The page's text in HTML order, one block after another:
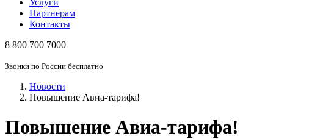
Партнерам
Контакты
8 800 700 7000
Звонки по России бесплатно
Новости
Повышение Авиа-тарифа!
Повышение Авиа-тарифа!